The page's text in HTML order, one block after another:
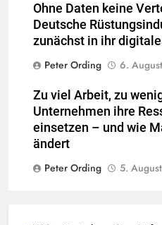
Ohne Daten keine
Deutsche
zunächst in ihr
Peter Ording
6.
Zu viel Arbeit, zu
Unternehmen ihre
einsetzen – und wie
ändert
Peter Ording
5.